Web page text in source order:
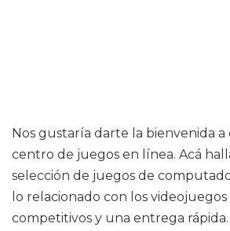
Nos gustaría darte la bienvenida
centro de juegos en línea. Acá
selección de juegos de
lo relacionado con los
competitivos y una entrega